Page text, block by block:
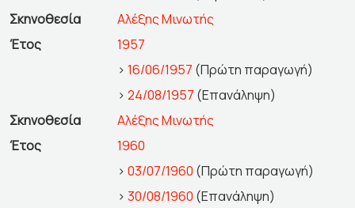
Σκηνοθεσία
Αλέξης Μινωτής
Έτος
1957
> 16/06/1957 (Πρώτη παραγωγή)
> 24/08/1957 (Επανάληψη)
Σκηνοθεσία
Αλέξης Μινωτής
Έτος
1960
> 03/07/1960 (Πρώτη παραγωγή)
> 30/08/1960 (Επανάληψη)